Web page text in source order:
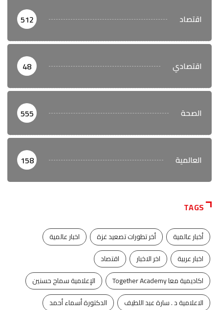
اقتصاد 512
اقتصادي 48
الصحة 555
العالمية 158
TAGS
أخبار عالمية أخر تطورات تصعيد غزة
اخبار عالمية
اخبار عربية
اخر الاخبار
اقتصاد
اكاديمية معا Together Academy
الإعلامية سماح حسنين
الاعلامية د . سارة عبد اللطيف
الدكتورة أسماء أحمد